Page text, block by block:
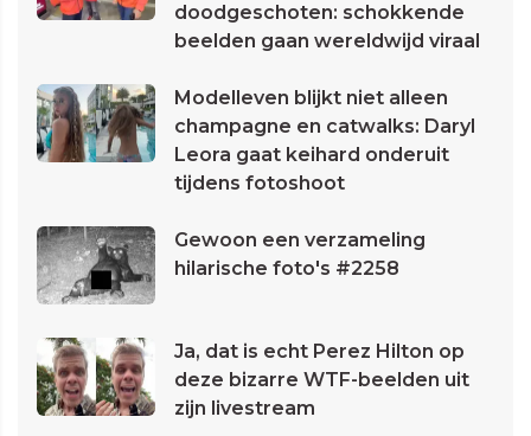
doodgeschoten: schokkende
beelden gaan wereldwijd viraal
Modelleven blijkt niet alleen
champagne en catwalks: Daryl
Leora gaat keihard onderuit
tijdens fotoshoot
Gewoon een verzameling
hilarische foto's #2258
Ja, dat is echt Perez Hilton op
deze bizarre WTF-beelden uit
zijn livestream